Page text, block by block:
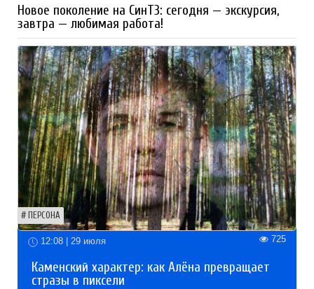
Новое поколение на СинТЗ: сегодня — экскурсия,
завтра — любимая работа!
ПЕРСОНА
12:08 | 29 июля 725
Каменский характер: как Алёна превращает
стразы в пиксели